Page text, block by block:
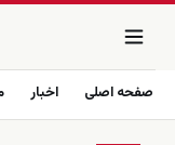
صفحه اصلی اخبار